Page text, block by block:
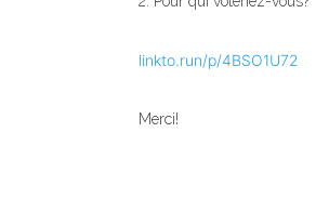
linkto.run/p/4BSO1U72
Merci!